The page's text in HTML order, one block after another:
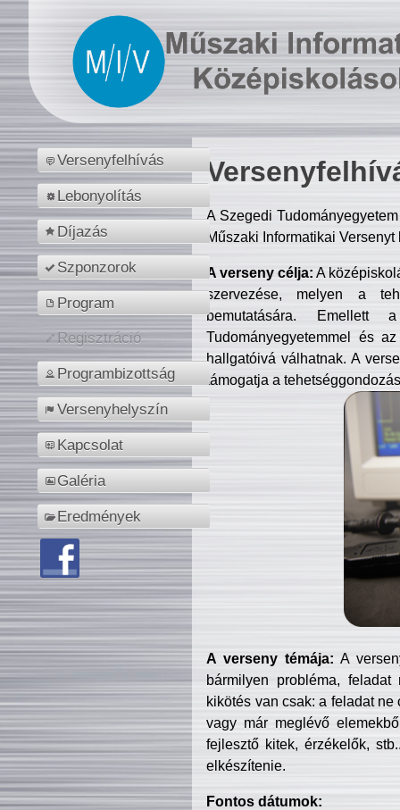
Versenyfelhívás
Lebonyolítás
Díjazás
Szponzorok
Program
Regisztráció
Programbizottság
Versenyhelyszín
Kapcsolat
Galéria
Eredmények
A Szegedi
Műszaki Informatikai
A verseny célja: A
szervezése, melyen a
bemutatására. Emellett
Tudományegyetemmel és
hallgatóivá válhatnak. A
támogatja a
A verseny témája: A
bármilyen probléma, feladat
kikötés van csak: a feladat
vagy már meglévő
fejlesztő kitek, érzékelők,
elkészítenie.
Fontos dátumok: